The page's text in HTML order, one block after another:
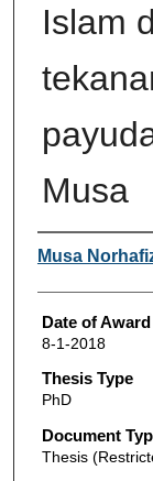
Islam
Musa
Author
Musa
Date of Award
8-1-2018
Thesis Type
PhD
Document
Thesis